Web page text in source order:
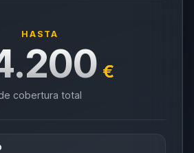
HASTA
€
cobertura total